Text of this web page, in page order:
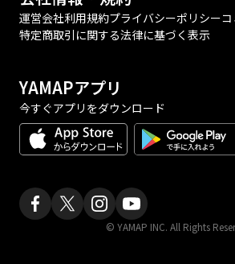
運営会社利用規約プライバシーポリシー
特定商取引に関する法律に基づく表示
YAMAPアプリ
今すぐアプリをダウンロード
© YAMAP INC. All Rights